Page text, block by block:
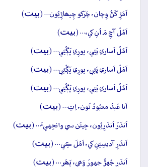
اَمَڙِ کَڻُ وِچان، چَرَکو چِيھاڙِيُون… (بيت)
اَمُلُ آڇِ مَ اُنِ کي،… (بيت)
اَمُلُ اَساري پَئِي، ڀورِي ڀَڳُئِي… (بيت)
اَمُلُ اَساري پَئِي، ڀورِي ڀَڳُئِي… (بيت)
اَمُلُ اَساري پَئِي، ڀورِي ڀَڳُئِي… (بيت)
اَنا عَبدُ معبُودُ تُون، اِتِ… (بيت)
اَندَرَ اَندَرِيُون، جِيئَن سي وانجِهيءَ… (بيت)
اَندَرِ آديسِيَنِ کي، اَمُلَ ڪِي… (بيت)
اَندَرِ جُهڙُ جهورَ وَھي، ٻَھَرِ… (بيت)